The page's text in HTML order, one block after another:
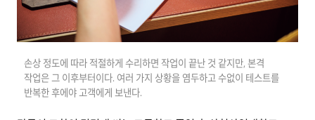
손상 정도에 따라 적절하게 수리하면 작업이 끝난 것 같지만, 본격
작업은 그 이후부터이다. 여러 가지 상황을 염두하고 수없이 테스트를
반복한 후에야 고객에게 보낸다.